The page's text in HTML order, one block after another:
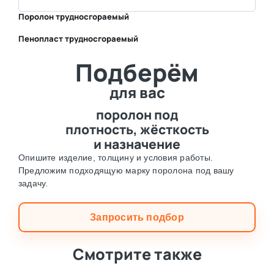
Поролон трудносгораемый
Пенопласт трудносгораемый
Подберём
для вас
поролон под
плотность, жёсткость
и назначение
Опишите изделие, толщину и условия работы.
Предложим подходящую марку поролона под вашу
задачу.
Запросить подбор
Смотрите также